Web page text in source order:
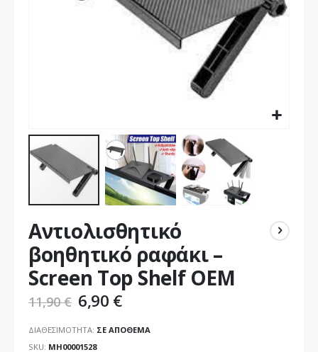
στην
αρχή
της
συλλογής
εικόνων
Αντιολισθητικό
βοηθητικό ραφάκι –
Screen Top Shelf OEM
11,90 € 6,90 €
ΔΙΑΘΕΣΙΜΌΤΗΤΑ: ΣΕ ΑΠΌΘΕΜΑ
SKU ΜΗ00001528